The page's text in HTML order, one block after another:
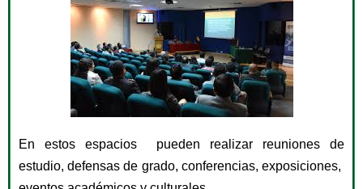
En estos espacios pueden realizar reuniones de
estudio, defensas de grado, conferencias, exposiciones,